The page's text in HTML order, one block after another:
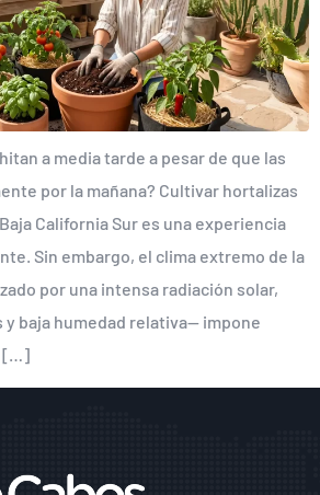
a media tarde a pesar de que las
por la mañana? Cultivar hortalizas
California Sur es una experiencia
Sin embargo, el clima extremo de la
por una intensa radiación solar,
baja humedad relativa— impone
[…]